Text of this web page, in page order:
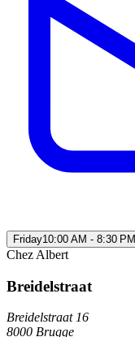
Friday10:00 AM - 8:30 PM
Chez Albert
Breidelstraat
Breidelstraat 16
8000 Brugge